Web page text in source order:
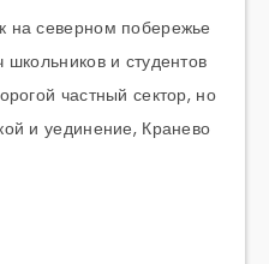
на северном побережье
и студентов
частный сектор, но
и уединение, Кранево